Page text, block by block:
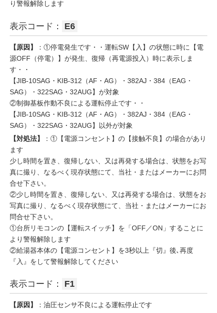
り警報解除します
表示コード： E6
【原因】
：①停電発生です・・運転SW【入】の状態に時に【電
源OFF（停電）】が発生、復帰（再電源投入）時に表示しま
す・・
【JIB-10SAG・KIB-312（AF・AG）・382AJ・384（EAG・
SAG）・322SAG・32AUG】が対象
②制御基板作動不良による運転停止です・・
【JIB-10SAG・KIB-312（AF・AG）・382AJ・384（EAG・
SAG）・322SAG・32AUG】以外が対象
【対処法】
：①【電源コンセント】の【接触不良】の場合があり
ます
少し時間を置き、復帰しない、又は再発する場合は、状態をお写
真に撮り、なるべく現存状態にて、当社・またはメーカーにお問
合せ下さい。
②少し時間を置き、復帰しない、又は再発する場合は、状態をお
写真に撮り、なるべく現存状態にて、当社・またはメーカーにお
問合せ下さい。
①台所リモコンの【運転スイッチ】を「OFF／ON」することに
より警報解除します
②給湯器本体の【電源コンセント】を3秒以上『切』後､再度
『入』をして警報解除してください
表示コード： F1
【原因】
：油圧センサ不良による運転停止です